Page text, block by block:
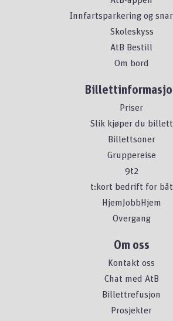
Innfartsparkering og
Skoleskyss
AtB Bestill
Om bord
Priser
Slik kjøper du billett
Billettsoner
Gruppereise
9t2
t:kort bedrift for båt
HjemJobbHjem
Overgang
Om oss
Kontakt oss
Chat med AtB
Billettrefusjon
Prosjekter